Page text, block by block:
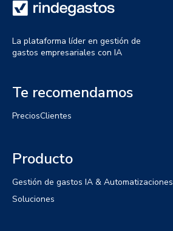
La plataforma líder en gestión de
gastos empresariales con IA
Te recomendamos
PreciosClientes
Producto
Gestión de gastos IA & Automatizaciones
Soluciones